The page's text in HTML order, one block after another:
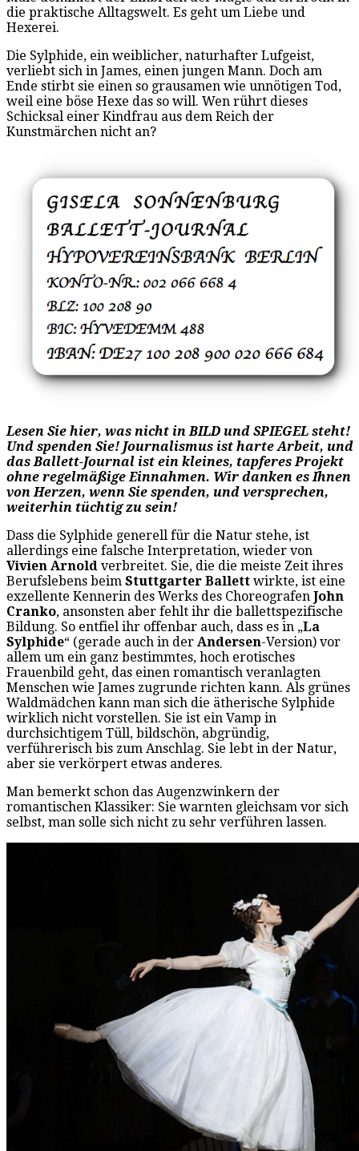
die praktische Alltagswelt. Es geht um Liebe und
Hexerei.
Die Sylphide, ein weiblicher, naturhafter Lufgeist,
verliebt sich in James, einen jungen Mann. Doch am
Ende stirbt sie einen so grausamen wie unnötigen Tod,
weil eine böse Hexe das so will. Wen rührt dieses
Schicksal einer Kindfrau aus dem Reich der
Kunstmärchen nicht an?
Lesen Sie hier, was nicht in BILD und SPIEGEL steht!
Und spenden Sie! Journalismus ist harte Arbeit, und
das Ballett-Journal ist ein kleines, tapferes Projekt
ohne regelmäßige Einnahmen. Wir danken es Ihnen
von Herzen, wenn Sie spenden, und versprechen,
weiterhin tüchtig zu sein!
Dass die Sylphide generell für die Natur stehe, ist
allerdings eine falsche Interpretation, wieder von
Vivien Arnold verbreitet. Sie, die die meiste Zeit ihres
Berufslebens beim Stuttgarter Ballett wirkte, ist eine
exzellente Kennerin des Werks des Choreografen John
Cranko, ansonsten aber fehlt ihr die ballettspezifische
Bildung. So entfiel ihr offenbar auch, dass es in „La
Sylphide“ (gerade auch in der Andersen-Version) vor
allem um ein ganz bestimmtes, hoch erotisches
Frauenbild geht, das einen romantisch veranlagten
Menschen wie James zugrunde richten kann. Als grünes
Waldmädchen kann man sich die ätherische Sylphide
wirklich nicht vorstellen. Sie ist ein Vamp in
durchsichtigem Tüll, bildschön, abgründig,
verführerisch bis zum Anschlag. Sie lebt in der Natur,
aber sie verkörpert etwas anderes.
Man bemerkt schon das Augenzwinkern der
romantischen Klassiker: Sie warnten gleichsam vor sich
selbst, man solle sich nicht zu sehr verführen lassen.